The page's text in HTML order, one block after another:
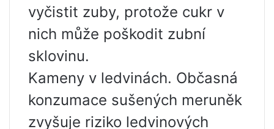
vyčistit zuby, protože cukr v
nich může poškodit zubní
sklovinu.
Kameny v ledvinách. Občasná
konzumace sušených meruněk
zvyšuje riziko ledvinových